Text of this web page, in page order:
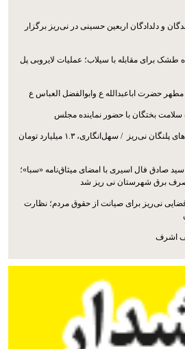
و دلدادگان اربعین حسینی در نی‌ریز برگزار
طشک برای مقابله با سیلاب؛ عملیات لایروبی پل
حضرت اباعبدالله ع وابوالفضل العباس ع
بختگان با حضور نماینده مجلس
مهار آتش‌سوزی در انجیرستان‌های پلنگان نی‌ریز / سهل‌انگاری، ۱.۳ میلیارد تومان
صادق فال اسیری با امضای میثاق‌نامه «سبا»؛
برق شهرستان نی ریز شد
نی‌ریز برای صیانت از حقوق مردم؛ نظارت
اشرف